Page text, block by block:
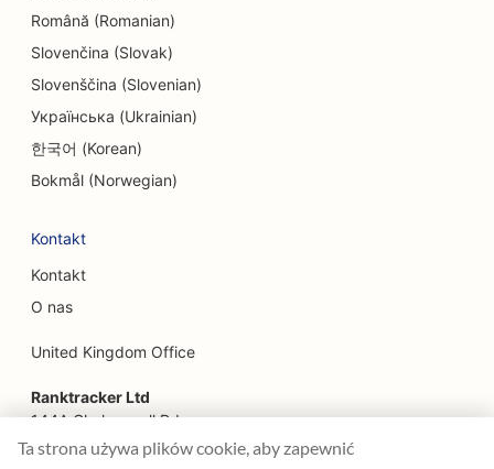
EO dla restauracji etnicznych
SEO dla restauracji typu 'od pola do stołu
SEO dla usług liftingu twarzy
SEO dla restauracji rodzinnych
SEO dla restauracji szybkiej obsługi
SEO dla kwiaciarni
SEO dla usług finansowych
SEO dla food courtów
Română (Romanian)
Slovenčina (Slovak)
Slovenščina (Slovenian)
Українська (Ukrainian)
한국어 (Korean)
Bokmål (Norwegian)
Kontakt
Kontakt
O nas
United Kingdom Office
Ranktracker Ltd
144A Clerkenwell Rd
London, EC1R 5DF
Ta strona używa plików cookie, aby zapewnić